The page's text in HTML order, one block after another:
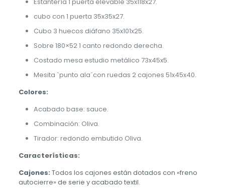
cubo con 1 puerta 35x35x27.
Cubo 3 huecos diáfano 35x101x25.
Sobre 180×52 1 canto redondo derecha.
Costado mesa estudio metálico 73x45x5.
Mesita `punto ala´con ruedas 2 cajones 51x45x40.
Colores:
Acabado base: sauce.
Combinación: Oliva.
Tirador: redondo embutido Oliva.
Características:
Cajones: Todos los cajones están dotados con «freno
autocierre» de serie y acabado textil.